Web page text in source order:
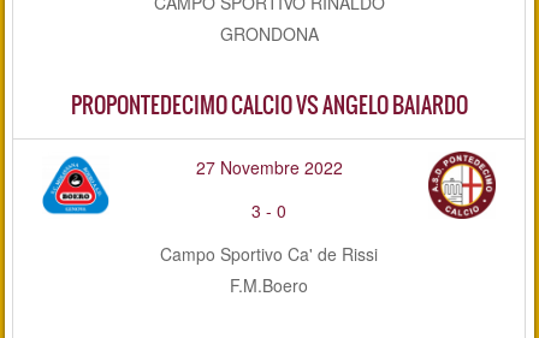
GRONDONA
PROPONTEDECIMO CALCIO VS ANGELO BAIARDO
27 Novembre 2022
3 -0
Campo Sportivo Ca' de Rissi
F.M.Boero